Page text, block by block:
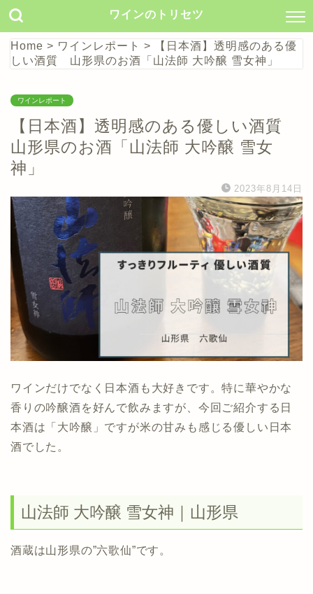
ワインのトリセツ
Home > ワインレポート >
【日本酒】透明感のある優
しい酒質 山形県のお酒「山法師 大吟醸 雪女神」
ワインレポート
【日本酒】透明感のある優しい酒質
山形県のお酒「山法師 大吟醸 雪女
神」
2023年8月14日
ワインだけでなく日本酒も大好きです。特に華やかな
香りの吟醸酒を好んで飲みますが、今回ご紹介する日
本酒は「大吟醸」ですが米の甘みも感じる優しい日本
酒でした。
山法師 大吟醸 雪女神｜山形県
酒蔵は山形県の”六歌仙”です。